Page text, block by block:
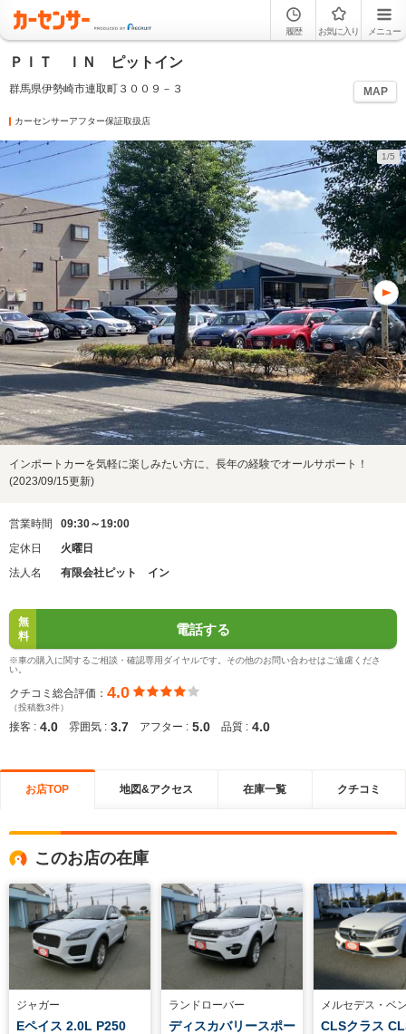
履歴 お気に入り メニュー
ＰＩＴ ＩＮ ピットイン
群馬県伊勢崎市連取町３００９－３ MAP
カーセンサーアフター保証取扱店
1/5
インポートカーを気軽に楽しみたい方に、長年の経験でオールサポート！
(2023/09/15更新)
営業時間
09:30～19:00
定休日
火曜日
法人名
有限会社ピット イン
無
料
電話する
※車の購入に関するご相談・確認専用ダイヤルです。その他のお問い合わせはご遠慮くださ
い。
クチコミ総合評価： 4.0
（投稿数3件）
接客 : 4.0 雰囲気 : 3.7 アフター : 5.0 品質 : 4.0
お店TOP 地図&アクセス 在庫一覧 クチコミ
このお店の在庫
ジャガー
Eペイス 2.0L P250
ランドローバー
ディスカバリースポー
メルセデス・ベ
CLSクラス